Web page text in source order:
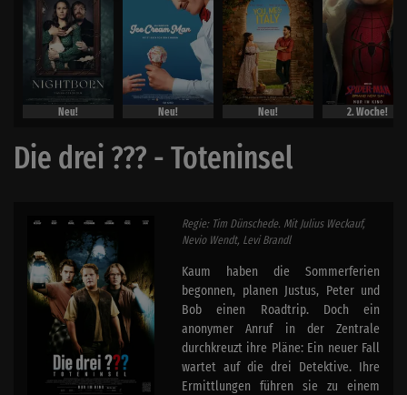
Neu! Neu! Neu! 2. Woche!
Die drei ??? - Toteninsel
Regie: Tim Dünschede. Mit Julius Weckauf,
Nevio Wendt, Levi Brandl
Kaum haben die Sommerferien
begonnen, planen Justus, Peter und
Bob einen Roadtrip. Doch ein
anonymer Anruf in der Zentrale
durchkreuzt ihre Pläne: Ein neuer Fall
wartet auf die drei Detektive. Ihre
Ermittlungen führen sie zu einem